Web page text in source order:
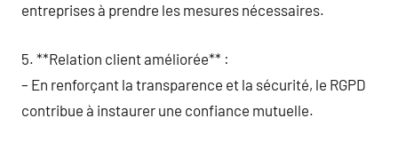
entreprises à prendre les mesures nécessaires.
5. **Relation client améliorée** :
– En renforçant la transparence et la sécurité, le RGPD
contribue à instaurer une confiance mutuelle.